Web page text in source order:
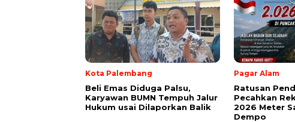
Kota Palembang
Beli Emas Diduga Palsu,
Karyawan BUMN Tempuh Jalur
Hukum usai Dilaporkan Balik
Pagar Alam
Ratusan
Pecahkan
2026 Meter
Dempo